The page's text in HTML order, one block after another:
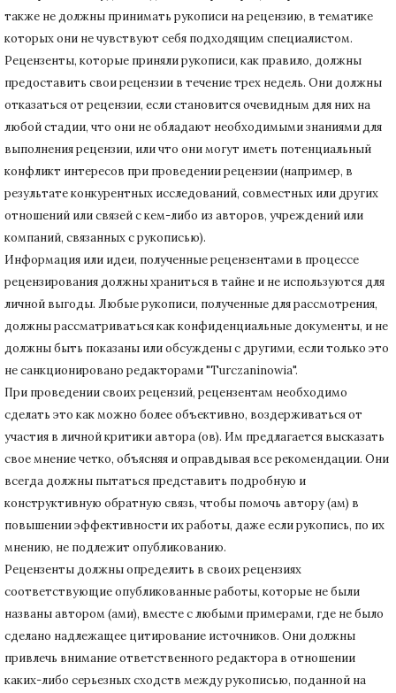
также не должны принимать рукописи на рецензию, в тематике
которых они не чувствуют себя подходящим специалистом.
Рецензенты, которые приняли рукописи, как правило, должны
предоставить свои рецензии в течение трех недель. Они должны
отказаться от рецензии, если становится очевидным для них на
любой стадии, что они не обладают необходимыми знаниями для
выполнения рецензии, или что они могут иметь потенциальный
конфликт интересов при проведении рецензии (например, в
результате конкурентных исследований, совместных или других
отношений или связей с кем-либо из авторов, учреждений или
компаний, связанных с рукописью).
Информация или идеи, полученные рецензентами в процессе
рецензирования должны храниться в тайне и не используются для
личной выгоды. Любые рукописи, полученные для рассмотрения,
должны рассматриваться как конфиденциальные документы, и не
должны быть показаны или обсуждены с другими, если только это
не санкционировано редакторами "Turczaninowia".
При проведении своих рецензий, рецензентам необходимо
сделать это как можно более объективно, воздерживаться от
участия в личной критики автора (ов). Им предлагается высказать
свое мнение четко, объясняя и оправдывая все рекомендации. Они
всегда должны пытаться представить подробную и
конструктивную обратную связь, чтобы помочь автору (ам) в
повышении эффективности их работы, даже если рукопись, по их
мнению, не подлежит опубликованию.
Рецензенты должны определить в своих рецензиях
соответствующие опубликованные работы, которые не были
названы автором (ами), вместе с любыми примерами, где не было
сделано надлежащее цитирование источников. Они должны
привлечь внимание ответственного редактора в отношении
каких-либо серьезных сходств между рукописью, поданной на